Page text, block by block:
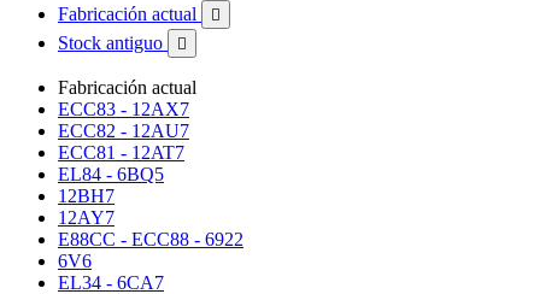
Fabricación actual

Stock antiguo 
Fabricación actual
ECC83 - 12AX7
ECC82 - 12AU7
ECC81 - 12AT7
EL84 - 6BQ5
12BH7
12AY7
E88CC - ECC88 - 6922
6V6
EL34 - 6CA7